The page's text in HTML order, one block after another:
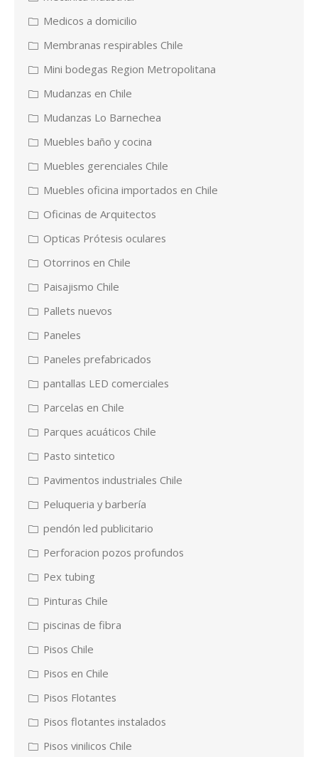
Medicos a domicilio
Membranas respirables Chile
Mini bodegas Region Metropolitana
Mudanzas en Chile
Mudanzas Lo Barnechea
Muebles baño y cocina
Muebles gerenciales Chile
Muebles oficina importados en Chile
Oficinas de Arquitectos
Opticas Prótesis oculares
Otorrinos en Chile
Paisajismo Chile
Pallets nuevos
Paneles
Paneles prefabricados
pantallas LED comerciales
Parcelas en Chile
Parques acuáticos Chile
Pasto sintetico
Pavimentos industriales Chile
Peluqueria y barbería
pendón led publicitario
Perforacion pozos profundos
Pex tubing
Pinturas Chile
piscinas de fibra
Pisos Chile
Pisos en Chile
Pisos Flotantes
Pisos flotantes instalados
Pisos vinilicos Chile